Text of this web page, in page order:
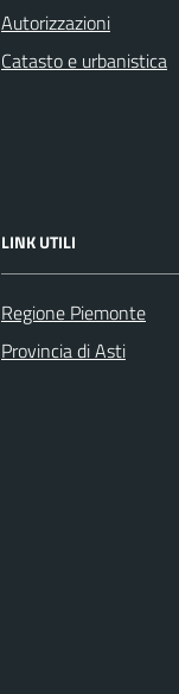
Autorizzazioni
Catasto e urbanistica
LINK UTILI
Regione Piemonte
Provincia di Asti